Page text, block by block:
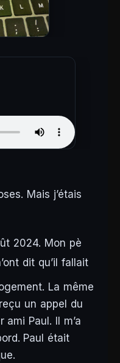
Mais j’étais
2024. Mon pè
dit qu’il fallait
La même
un appel du
Paul. Il m’a
Paul était